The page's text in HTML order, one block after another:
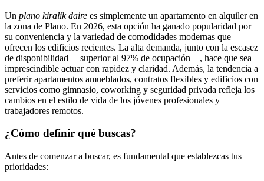
Un plano kiralik daire es simplemente un apartamento en alquiler en
la zona de Plano. En 2026, esta opción ha ganado popularidad por
su conveniencia y la variedad de comodidades modernas que
ofrecen los edificios recientes. La alta demanda, junto con la escasez
de disponibilidad —superior al 97% de ocupación—, hace que sea
imprescindible actuar con rapidez y claridad. Además, la tendencia a
preferir apartamentos amueblados, contratos flexibles y edificios con
servicios como gimnasio, coworking y seguridad privada refleja los
cambios en el estilo de vida de los jóvenes profesionales y
trabajadores remotos.
¿Cómo definir qué buscas?
Antes de comenzar a buscar, es fundamental que establezcas tus
prioridades: